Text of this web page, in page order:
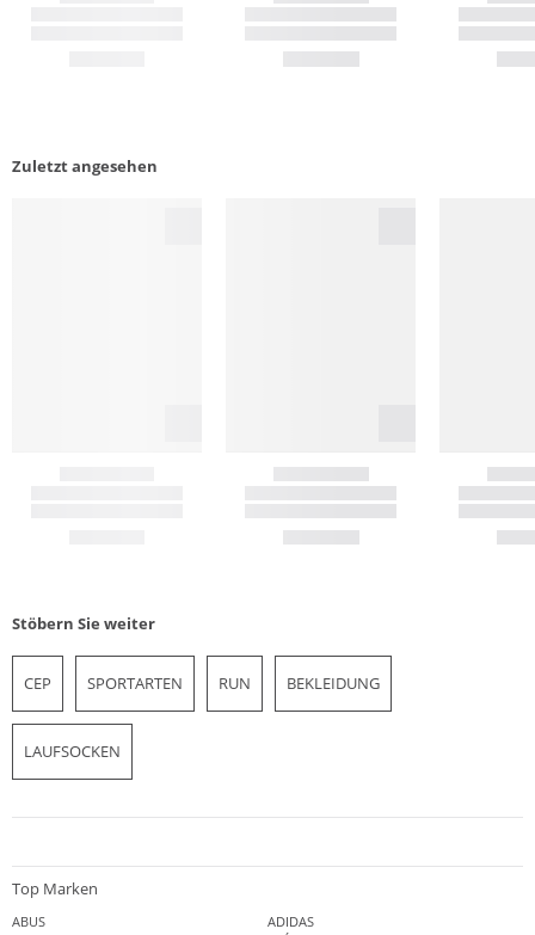
Zuletzt angesehen
Stöbern Sie weiter
CEP SPORTARTEN RUN BEKLEIDUNG
LAUFSOCKEN
Top Marken
ABUS
ADIDAS